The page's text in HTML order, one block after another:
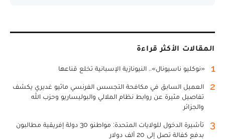
المقالات الأكثر قراءة
1 «نوكليو ناسيونال».. النيونازية الإسبانية تخلع قناعها
2
العميل السابق في مكافحة التجسس الفرنسي ماثيو غديري يكشف
تفاصيل مثيرة عن روابط نظام الملالي والبوليساريو وحزب الله
والجزائر
3
تأشيرة الدخول للولايات المتحدة: مواطنو 30 دولة إفريقية مطالبون
بدفع كفالة تصل إلى 20 ألف دولار